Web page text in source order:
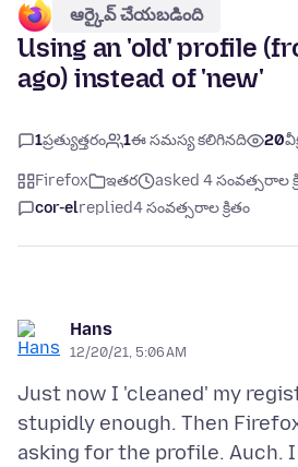
ఆర్కైవ్ చేయబడింది
Using an 'old' profile
ago) instead of 'new'
1ప్రత్యుత్తరం 1ఈ సమస్య కలిగినది 20
Firefox ఇతర
asked 4 సంవత్సరాల
cor-elreplied4 సంవత్సరాల క్రితం
Hans
12/20/21, 5:06 AM
Just now I 'cleaned' my
stupidly enough. Then
asking for the profile. Auch.